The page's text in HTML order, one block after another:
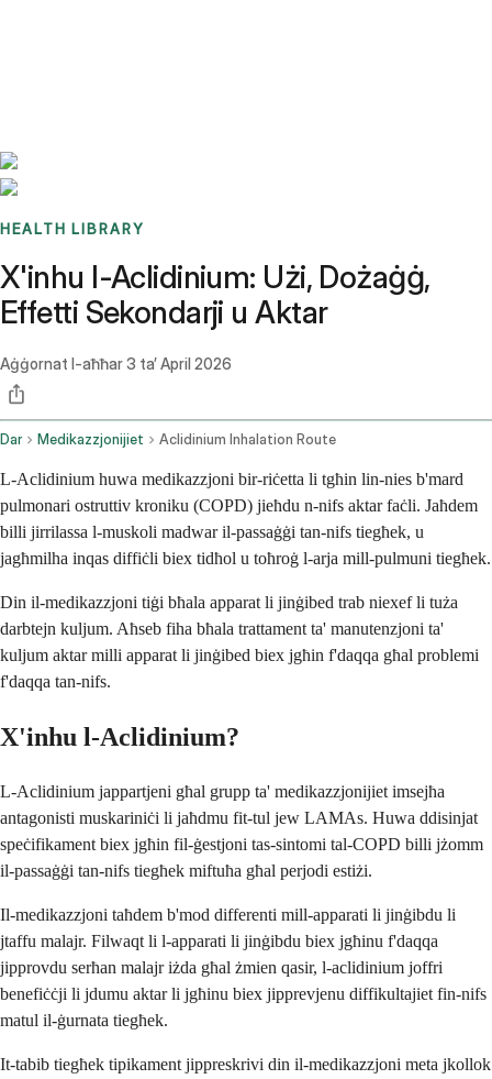
HEALTH LIBRARY
X'inhu l-Aclidinium: Użi, Dożaġġ,
Effetti Sekondarji u Aktar
Aġġornat l-aħħar3 ta’ April 2026
Dar Medikazzjonijiet Aclidinium Inhalation Route
L-Aclidinium huwa medikazzjoni bir-riċetta li tgħin lin-nies b'mard
pulmonari ostruttiv kroniku (COPD) jieħdu n-nifs aktar faċli. Jaħdem
billi jirrilassa l-muskoli madwar il-passaġġi tan-nifs tiegħek, u
jagħmilha inqas diffiċli biex tidħol u toħroġ l-arja mill-pulmuni tiegħek.
Din il-medikazzjoni tiġi bħala apparat li jinġibed trab niexef li tuża
darbtejn kuljum. Aħseb fiha bħala trattament ta' manutenzjoni ta'
kuljum aktar milli apparat li jinġibed biex jgħin f'daqqa għal problemi
f'daqqa tan-nifs.
X'inhu l-Aclidinium?
L-Aclidinium jappartjeni għal grupp ta' medikazzjonijiet imsejħa
antagonisti muskariniċi li jaħdmu fit-tul jew LAMAs. Huwa ddisinjat
speċifikament biex jgħin fil-ġestjoni tas-sintomi tal-COPD billi jżomm
il-passaġġi tan-nifs tiegħek miftuħa għal perjodi estiżi.
Il-medikazzjoni taħdem b'mod differenti mill-apparati li jinġibdu li
jtaffu malajr. Filwaqt li l-apparati li jinġibdu biex jgħinu f'daqqa
jipprovdu serħan malajr iżda għal żmien qasir, l-aclidinium joffri
benefiċċji li jdumu aktar li jgħinu biex jipprevjenu diffikultajiet fin-nifs
matul il-ġurnata tiegħek.
It-tabib tiegħek tipikament jippreskrivi din il-medikazzjoni meta jkollok